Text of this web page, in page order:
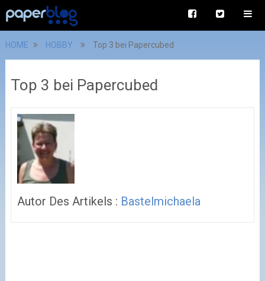
HOME HOBBY Top 3 bei Papercubed
Top 3 bei Papercubed
Autor Des Artikels : Bastelmichaela